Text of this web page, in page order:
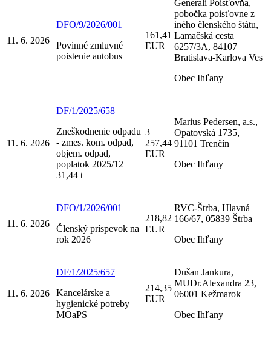
11. 6. 2026
DFO/9/2026/001
Povinné zmluvné
poistenie autobus
161,41
EUR
Generali Poisťovňa,
pobočka poisťovne z
iného členského štátu,
Lamačská cesta
6257/3A, 84107
Bratislava-Karlova Ves
Obec Ihľany
11. 6. 2026
DF/1/2025/658
Zneškodnenie odpadu
- zmes. kom. odpad,
objem. odpad,
poplatok 2025/12
31,44 t
3
257,44
EUR
Marius Pedersen, a.s.,
Opatovská 1735,
91101 Trenčín
Obec Ihľany
11. 6. 2026
DFO/1/2026/001
Členský príspevok na
rok 2026
218,82
EUR
RVC-Štrba, Hlavná
166/67, 05839 Štrba
Obec Ihľany
11. 6. 2026
DF/1/2025/657
Kancelárske a
hygienické potreby
MOaPS
214,35
EUR
Dušan Jankura,
MUDr.Alexandra 23,
06001 Kežmarok
Obec Ihľany